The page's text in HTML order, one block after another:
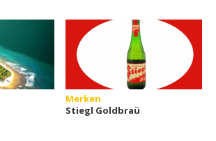
Merken
Stiegl Goldbraü